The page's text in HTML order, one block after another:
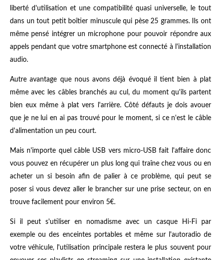
liberté d'utilisation et une compatibilité quasi universelle, le tout
dans un tout petit boîtier minuscule qui pèse 25 grammes. Ils ont
même pensé intégrer un microphone pour pouvoir répondre aux
appels pendant que votre smartphone est connecté à l'installation
audio.
Autre avantage que nous avons déjà évoqué il tient bien à plat
même avec les câbles branchés au cul, du moment qu'ils partent
bien eux même à plat vers l'arrière. Côté défauts je dois avouer
que je ne lui en ai pas trouvé pour le moment, si ce n'est le câble
d'alimentation un peu court.
Mais n'importe quel câble USB vers micro-USB fait l'affaire donc
vous pouvez en récupérer un plus long qui traîne chez vous ou en
acheter un si besoin afin de palier à ce problème, qui peut se
poser si vous devez aller le brancher sur une prise secteur, on en
trouve facilement pour environ 5€.
Si il peut s'utiliser en nomadisme avec un casque Hi-Fi par
exemple ou des enceintes portables et même sur l'autoradio de
votre véhicule, l'utilisation principale restera le plus souvent pour